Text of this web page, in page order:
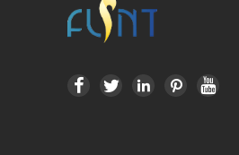
    